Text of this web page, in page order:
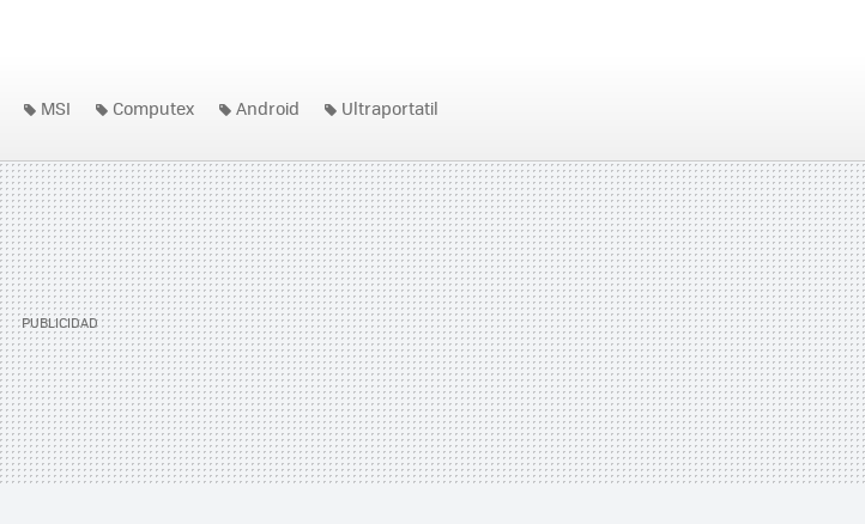
MSI Computex Android Ultraportatil